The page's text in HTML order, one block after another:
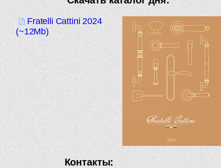
Fratelli Cattini 2024
(~12Mb)
Контакты: